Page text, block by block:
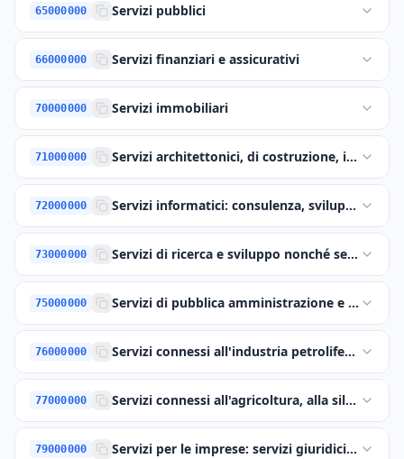
65000000 Servizi pubblici
66000000 Servizi finanziari e assicurativi
70000000 Servizi immobiliari
71000000 Servizi architettonici, di costruzione,
72000000 Servizi informatici: consulenza, sviluppo di
73000000 Servizi di ricerca e sviluppo nonché servizi di
75000000 Servizi di pubblica amministrazione e difesa e
76000000 Servizi connessi all'industria petrolifera e del
77000000 Servizi connessi all'agricoltura, alla
79000000 Servizi per le imprese: servizi giuridici, di